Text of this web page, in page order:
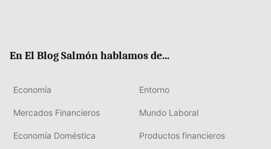
En El Blog Salmón hablamos de...
Economía Entorno
Mercados Financieros Mundo Laboral
Economía Doméstica Productos financieros